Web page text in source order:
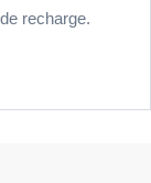
recharge.